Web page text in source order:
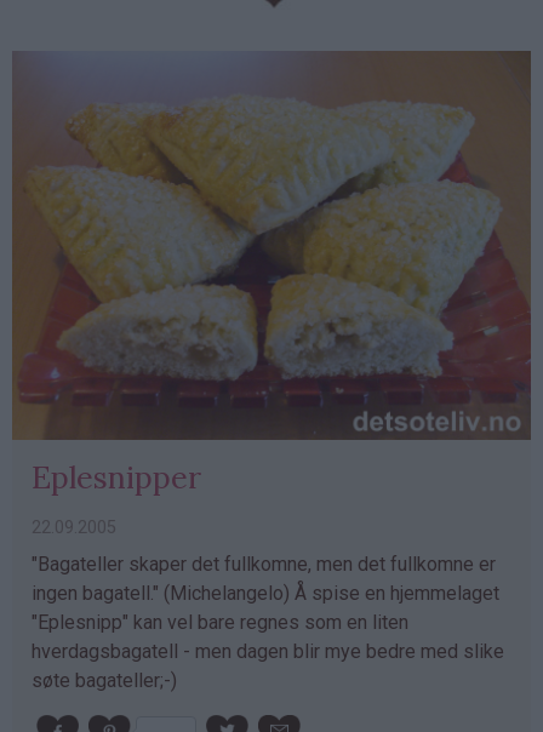
Eplesnipper
22.09.2005
"Bagateller skaper det fullkomne, men det fullkomne er
ingen bagatell." (Michelangelo) Å spise en hjemmelaget
"Eplesnipp" kan vel bare regnes som en liten
hverdagsbagatell - men dagen blir mye bedre med slike
søte bagateller;-)